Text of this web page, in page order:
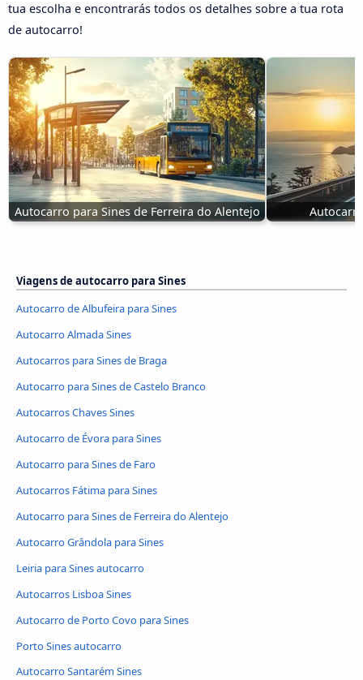
tua escolha e encontrarás todos os detalhes sobre a tua rota
de autocarro!
Autocarro para Sines de Ferreira do Alentejo
Viagens de autocarro para Sines
Autocarro de Albufeira para Sines
Autocarro Almada Sines
Autocarros para Sines de Braga
Autocarro para Sines de Castelo Branco
Autocarros Chaves Sines
Autocarro de Évora para Sines
Autocarro para Sines de Faro
Autocarros Fátima para Sines
Autocarro para Sines de Ferreira do Alentejo
Autocarro Grândola para Sines
Leiria para Sines autocarro
Autocarros Lisboa Sines
Autocarro de Porto Covo para Sines
Porto Sines autocarro
Autocarro Santarém Sines